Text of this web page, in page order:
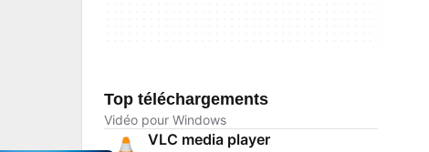
Top téléchargements
Vidéo pour Windows
VLC media player